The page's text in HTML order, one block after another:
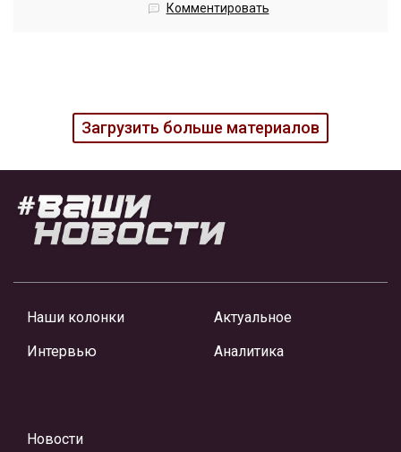
Комментировать
Загрузить больше материалов
Наши колонки
Интервью
Актуальное
Аналитика
Новости